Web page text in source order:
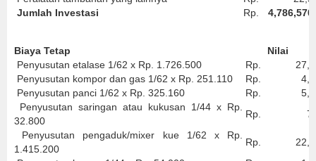
Jumlah Investasi
Rp. 4,786,570
Biaya Tetap
Nilai
Penyusutan etalase 1/62 x Rp. 1.726.500
Rp.
Penyusutan kompor dan gas 1/62 x Rp. 251.110
Rp.
Penyusutan panci 1/62 x Rp. 325.160
Rp.
Penyusutan saringan atau kukusan 1/44 x Rp.
32.800
Rp.
Penyusutan pengaduk/mixer kue 1/62 x Rp.
1.415.200
Rp.